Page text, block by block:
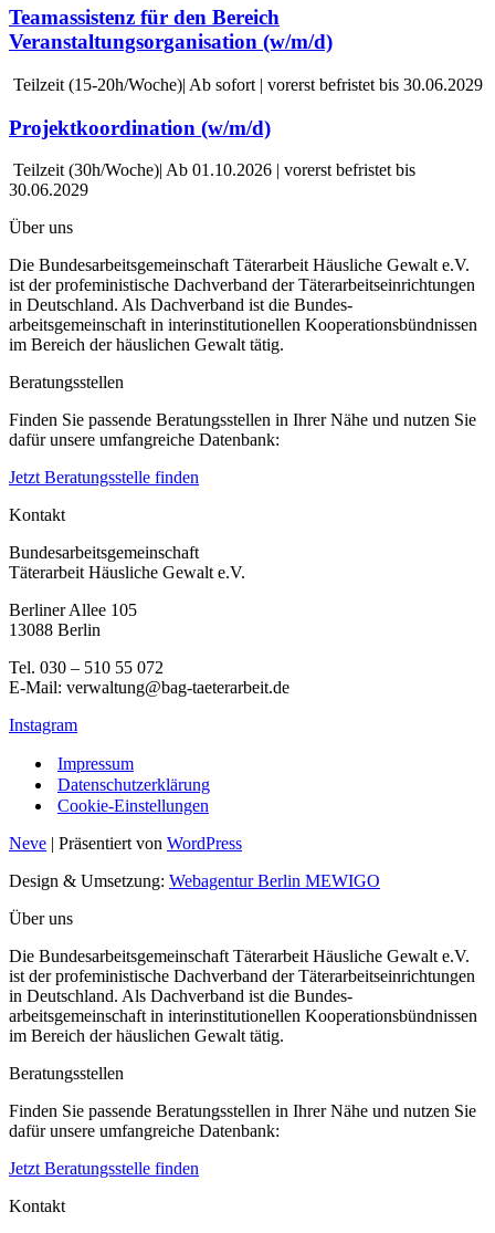
Teamassistenz für den Bereich
Veranstaltungsorganisation (w/m/d)
Teilzeit (15-20h/Woche)| Ab sofort | vorerst befristet bis 30.06.2029
Projektkoordination (w/m/d)
Teilzeit (30h/Woche)| Ab 01.10.2026 | vorerst befristet bis
30.06.2029
Über uns
Die Bundesarbeitsgemeinschaft Täterarbeit Häusliche Gewalt e.V.
ist der profeministische Dachverband der Täterarbeitseinrichtungen
in Deutschland. Als Dachverband ist die Bundes-
arbeitsgemeinschaft in interinstitutionellen Kooperationsbündnissen
im Bereich der häuslichen Gewalt tätig.
Beratungsstellen
Finden Sie passende Beratungsstellen in Ihrer Nähe und nutzen Sie
dafür unsere umfangreiche Datenbank:
Jetzt Beratungsstelle finden
Kontakt
Bundesarbeitsgemeinschaft
Täterarbeit Häusliche Gewalt e.V.
Berliner Allee 105
13088 Berlin
Tel. 030 – 510 55 072
E-Mail: verwaltung@bag-taeterarbeit.de
Instagram
Impressum
Datenschutzerklärung
Cookie-Einstellungen
Neve | Präsentiert von WordPress
Design & Umsetzung: Webagentur Berlin MEWIGO
Über uns
Die Bundesarbeitsgemeinschaft Täterarbeit Häusliche Gewalt e.V.
ist der profeministische Dachverband der Täterarbeitseinrichtungen
in Deutschland. Als Dachverband ist die Bundes-
arbeitsgemeinschaft in interinstitutionellen Kooperationsbündnissen
im Bereich der häuslichen Gewalt tätig.
Beratungsstellen
Finden Sie passende Beratungsstellen in Ihrer Nähe und nutzen Sie
dafür unsere umfangreiche Datenbank:
Jetzt Beratungsstelle finden
Kontakt